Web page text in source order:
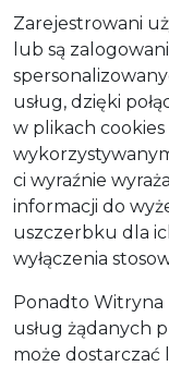
Zarejestrowani
lub są
usług, dzięki
w plikach
ci wyraźnie
informacji do
uszczerbku dla
wyłączenia
Ponadto Witryna
usług żądanych
może